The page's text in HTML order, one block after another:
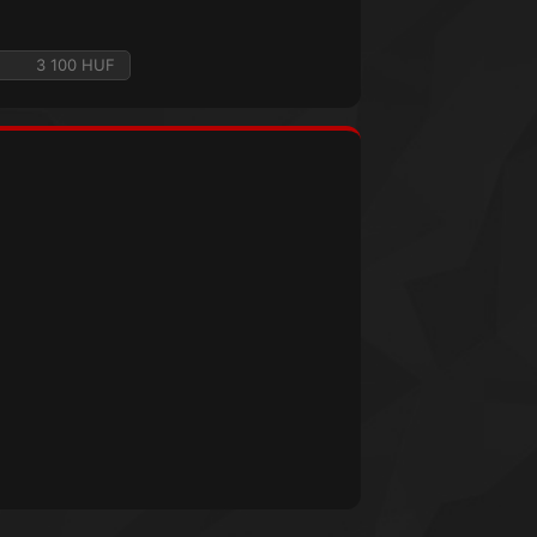
3 100 HUF